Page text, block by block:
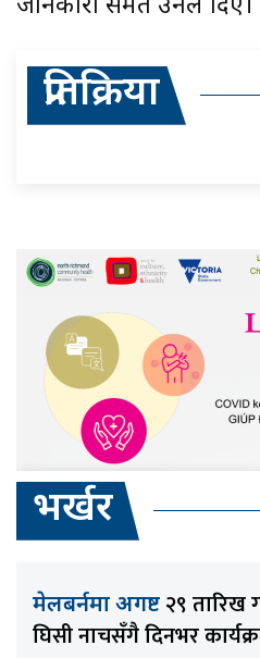
जानकारी समेत उनले दिए।
प्रतिक्रिया
भर्खर
मेलबर्नमा अगष्ट २९ तारिख
घिसी नाचसँगै दिनभर